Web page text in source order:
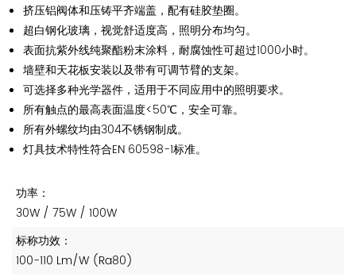
挤压铝阀体和压铸平齐端盖，配有硅胶垫圈。
超白钢化玻璃，视觉舒适度高，照明分布均匀。
表面抗紫外线纯聚酯粉末涂料，耐腐蚀性可超过1000小时。
墙壁和天花板安装以及带有可调节臂的支架。
可选择多种光学器件，适用于不同应用中的照明要求。
所有触点的最高表面温度<50℃，安全可靠。
所有外螺纹均由304不锈钢制成。
灯具技术特性符合EN 60598-1标准。
功率：
30W / 75W / 100W
标称功效：
100-110 Lm/W (Ra80)